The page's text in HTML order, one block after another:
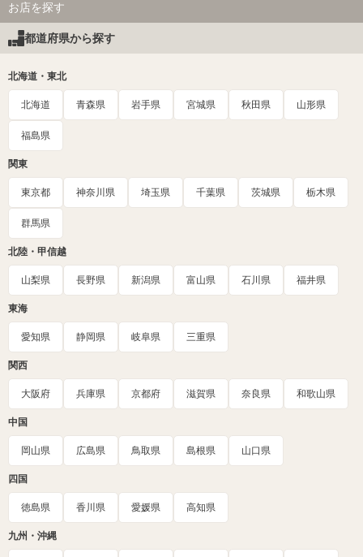
お店を探す
都道府県から探す
北海道・東北
北海道 青森県 岩手県 宮城県 秋田県 山形県
福島県
関東
東京都 神奈川県 埼玉県 千葉県 茨城県 栃木県
群馬県
北陸・甲信越
山梨県 長野県 新潟県 富山県 石川県 福井県
東海
愛知県 静岡県 岐阜県 三重県
関西
大阪府 兵庫県 京都府 滋賀県 奈良県 和歌山県
中国
岡山県 広島県 鳥取県 島根県 山口県
四国
徳島県 香川県 愛媛県 高知県
九州・沖縄